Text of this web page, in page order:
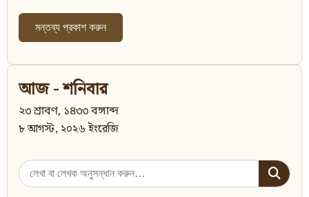
আজ - শনিবার
২৩ শ্রাবণ, ১৪৩৩ বঙ্গাব্দ
৮ আগস্ট, ২০২৬ ইংরেজি
Search
for: